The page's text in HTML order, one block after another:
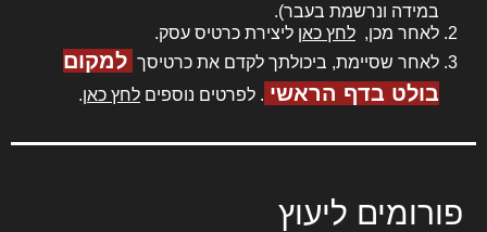
במידה ונרשמת בעבר).
לאחר מכן, לחץ כאן ליצירת כרטיס עסק.
לאחר שסיימת, ביכולתך לקדם את כרטיסך למקום
בולט בדף הראשי . לפרטים נוספים לחץ כאן.
פורומים ליעוץ